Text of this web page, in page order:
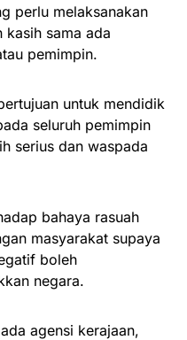
perlu melaksanakan
kasih sama ada
pemimpin.
untuk mendidik
seluruh pemimpin
serius dan waspada
bahaya rasuah
masyarakat supaya
boleh
negara.
agensi kerajaan,